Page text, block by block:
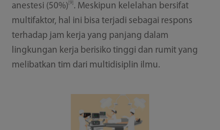
anestesi (50%) [9] . Meskipun kelelahan bersifat
multifaktor, hal ini bisa terjadi sebagai respons
terhadap jam kerja yang panjang dalam
lingkungan kerja berisiko tinggi dan rumit yang
melibatkan tim dari multidisiplin ilmu.